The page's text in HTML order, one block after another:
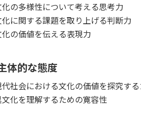
化の多様性について考える思考力
に関する課題を取り上げる判断力
の価値を伝える表現力
体的な態度
代社会における文化の価値を探究す
文化を理解するための寛容性